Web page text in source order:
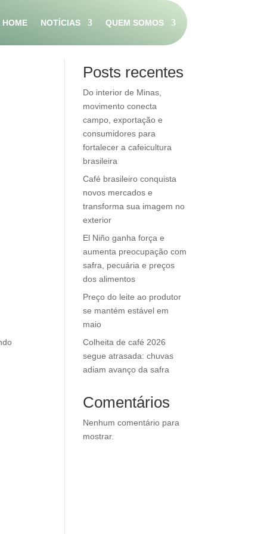
HOME NOTÍCIAS QUEM SOMOS
Posts recentes
Do interior de Minas,
movimento conecta
campo, exportação e
consumidores para
fortalecer a cafeicultura
brasileira
Café brasileiro conquista
novos mercados e
transforma sua imagem no
exterior
El Niño ganha força e
aumenta preocupação com
safra, pecuária e preços
dos alimentos
Preço do leite ao produtor
se mantém estável em
maio
Colheita de café 2026
segue atrasada: chuvas
adiam avanço da safra
Comentários
Nenhum comentário para
mostrar.